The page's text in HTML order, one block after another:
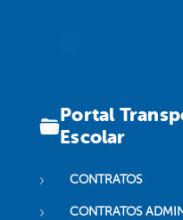
Portal
Escolar
CONTRATOS
CONTRATOS